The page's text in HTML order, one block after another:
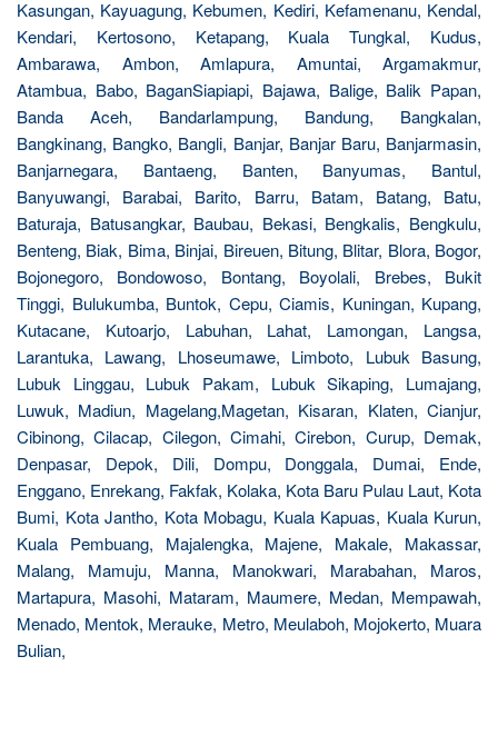
Kasungan, Kayuagung, Kebumen, Kediri, Kefamenanu, Kendal,
Kendari, Kertosono, Ketapang, Kuala Tungkal, Kudus,
Ambarawa, Ambon, Amlapura, Amuntai, Argamakmur,
Atambua, Babo, BaganSiapiapi, Bajawa, Balige, Balik Papan,
Banda Aceh, Bandarlampung, Bandung, Bangkalan,
Bangkinang, Bangko, Bangli, Banjar, Banjar Baru, Banjarmasin,
Banjarnegara, Bantaeng, Banten, Banyumas, Bantul,
Banyuwangi, Barabai, Barito, Barru, Batam, Batang, Batu,
Baturaja, Batusangkar, Baubau, Bekasi, Bengkalis, Bengkulu,
Benteng, Biak, Bima, Binjai, Bireuen, Bitung, Blitar, Blora, Bogor,
Bojonegoro, Bondowoso, Bontang, Boyolali, Brebes, Bukit
Tinggi, Bulukumba, Buntok, Cepu, Ciamis, Kuningan, Kupang,
Kutacane, Kutoarjo, Labuhan, Lahat, Lamongan, Langsa,
Larantuka, Lawang, Lhoseumawe, Limboto, Lubuk Basung,
Lubuk Linggau, Lubuk Pakam, Lubuk Sikaping, Lumajang,
Luwuk, Madiun, Magelang,Magetan, Kisaran, Klaten, Cianjur,
Cibinong, Cilacap, Cilegon, Cimahi, Cirebon, Curup, Demak,
Denpasar, Depok, Dili, Dompu, Donggala, Dumai, Ende,
Enggano, Enrekang, Fakfak, Kolaka, Kota Baru Pulau Laut, Kota
Bumi, Kota Jantho, Kota Mobagu, Kuala Kapuas, Kuala Kurun,
Kuala Pembuang, Majalengka, Majene, Makale, Makassar,
Malang, Mamuju, Manna, Manokwari, Marabahan, Maros,
Martapura, Masohi, Mataram, Maumere, Medan, Mempawah,
Menado, Mentok, Merauke, Metro, Meulaboh, Mojokerto, Muara
Bulian,